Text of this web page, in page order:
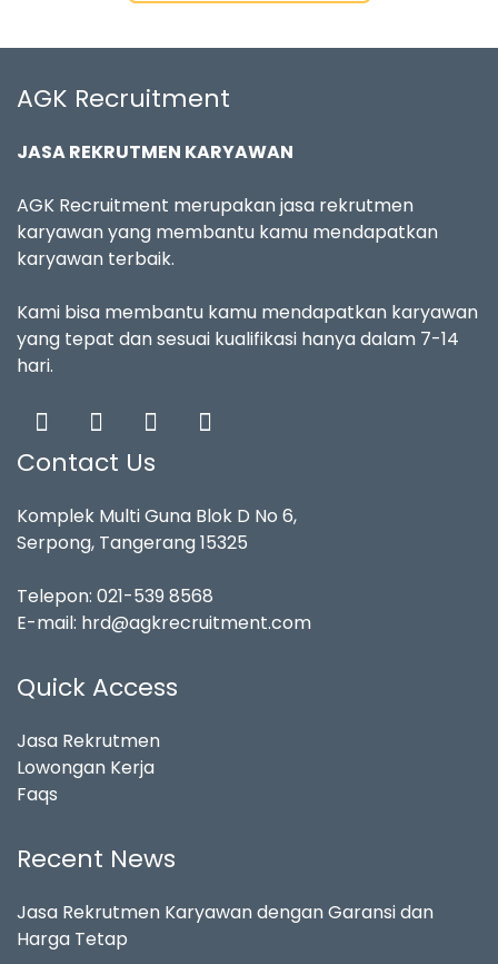
AGK Recruitment
JASA REKRUTMEN KARYAWAN
AGK Recruitment merupakan jasa rekrutmen
karyawan yang membantu kamu mendapatkan
karyawan terbaik.
Kami bisa membantu kamu mendapatkan karyawan
yang tepat dan sesuai kualifikasi hanya dalam 7-14
hari.
Contact Us
Komplek Multi Guna Blok D No 6,
Serpong, Tangerang 15325
Telepon: 021-539 8568
E-mail: hrd@agkrecruitment.com
Quick Access
Jasa Rekrutmen
Lowongan Kerja
Faqs
Recent News
Jasa Rekrutmen Karyawan dengan Garansi dan
Harga Tetap